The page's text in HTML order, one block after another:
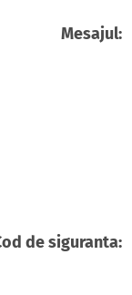
Mesajul:
de siguranta: